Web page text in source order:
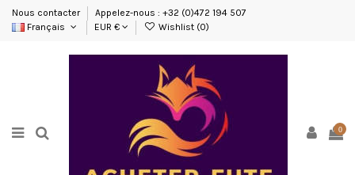
Nous contacter
Appelez-nous : +32 (0)472 194 507
Français
EUR € Wishlist (0)
0